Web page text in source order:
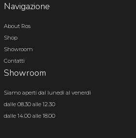
Navigazione
About Ros
Shop
Showroom
Contatti
Showroom
Siamo aperti dal lunedì al venerdì
dalle 08.30 alle 12.30
dalle 14.00 alle 18.00